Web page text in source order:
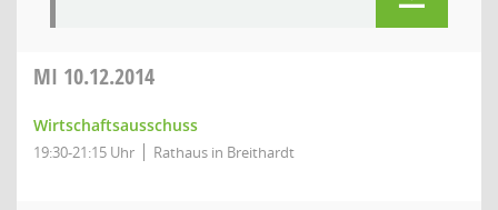
MI 10.12.2014
Wirtschaftsausschuss
19:30-21:15 Uhr Rathaus in Breithardt